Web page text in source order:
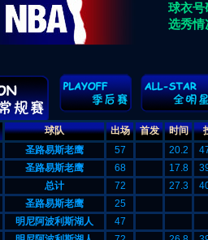
球衣号
选秀情
球队 出场 首发 时间
圣路易斯老鹰 57 20.2
圣路易斯老鹰 68 17.8
总计 72 27.3
圣路易斯老鹰
25
明尼阿波利斯湖人
47